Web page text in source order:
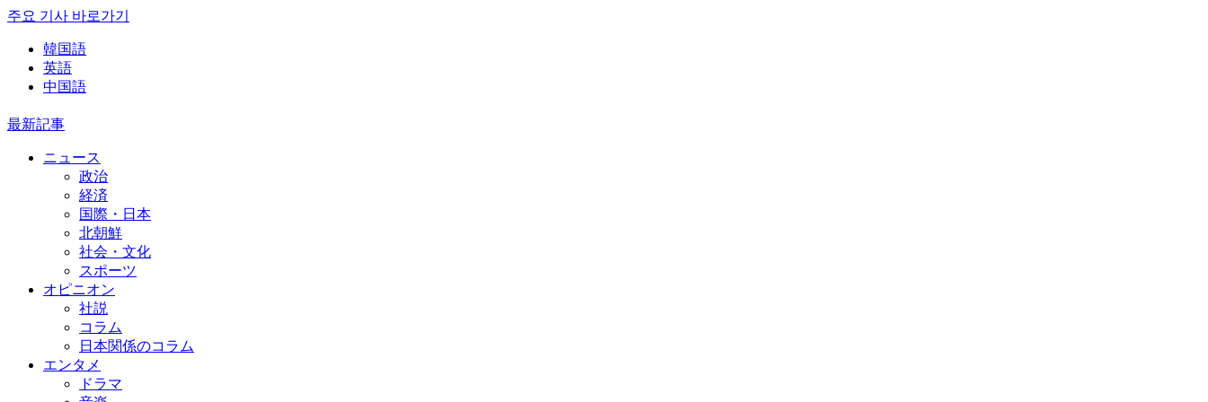
주요 기사 바로가기
韓国語
英語
中国語
最新記事
ニュース
政治
経済
国際・日本
北朝鮮
社会・文化
スポーツ
オピニオン
社説
コラム
日本関係のコラム
エンタメ
ドラマ